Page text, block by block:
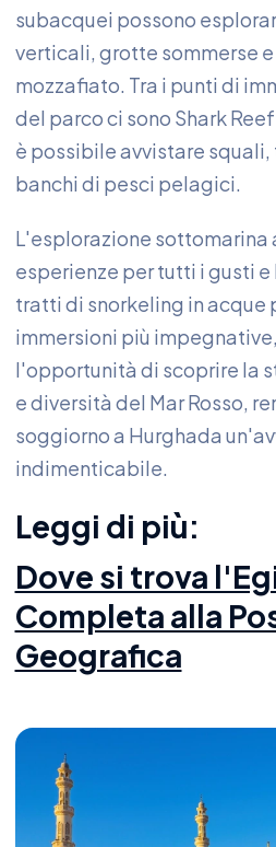
subacquei possono
verticali, grotte sommerse
mozzafiato. Tra i punti di
del parco ci sono Shark
è possibile avvistare
banchi di pesci pelagici.
L'esplorazione sottomarina
esperienze per tutti i gusti
tratti di snorkeling in acque
immersioni più
l'opportunità di scoprire la
e diversità del Mar Rosso,
soggiorno a Hurghada
indimenticabile.
Leggi di più:
Dove si trova
Completa alla
Geografica